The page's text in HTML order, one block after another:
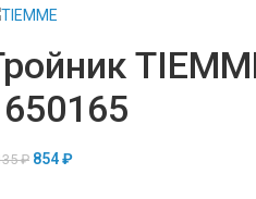
₽ 854₽